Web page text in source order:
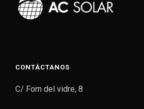
CONTÁCTANOS
C/ Forn del vidre, 8